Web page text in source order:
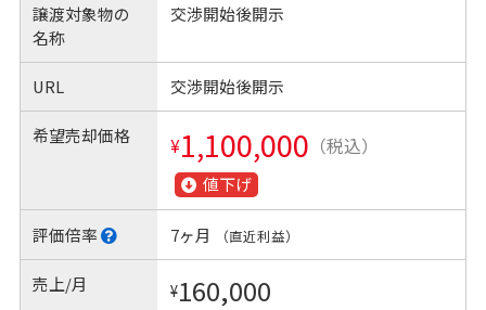
譲渡対象物の
名称
交渉開始後開示
URL 交渉開始後開示
希望売却価格 ¥1,100,000 （税込）
値下げ
評価倍率 7ヶ月 （直近利益）
売上/月 ¥160,000